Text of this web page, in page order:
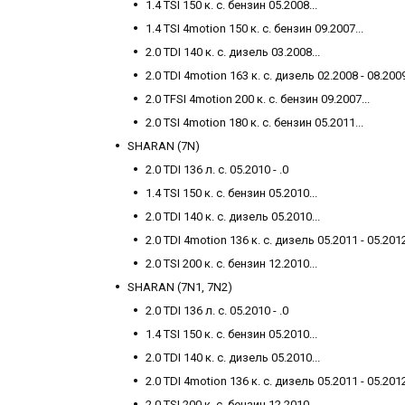
1.4 TSI 150 к. с. бензин 05.2008...
1.4 TSI 4motion 150 к. с. бензин 09.2007...
2.0 TDI 140 к. с. дизель 03.2008...
2.0 TDI 4motion 163 к. с. дизель 02.2008 -
2.0 TFSI 4motion 200 к. с. бензин 09.2007...
2.0 TSI 4motion 180 к. с. бензин 05.2011...
SHARAN (7N)
2.0 TDI 136 л. с. 05.2010 - .0
1.4 TSI 150 к. с. бензин 05.2010...
2.0 TDI 140 к. с. дизель 05.2010...
2.0 TDI 4motion 136 к. с. дизель 05.2011 -
2.0 TSI 200 к. с. бензин 12.2010...
SHARAN (7N1, 7N2)
2.0 TDI 136 л. с. 05.2010 - .0
1.4 TSI 150 к. с. бензин 05.2010...
2.0 TDI 140 к. с. дизель 05.2010...
2.0 TDI 4motion 136 к. с. дизель 05.2011 -